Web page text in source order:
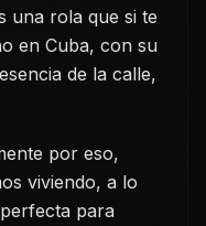
una rola que si te
en Cuba, con su
de la calle,
por eso,
viviendo, a lo
para